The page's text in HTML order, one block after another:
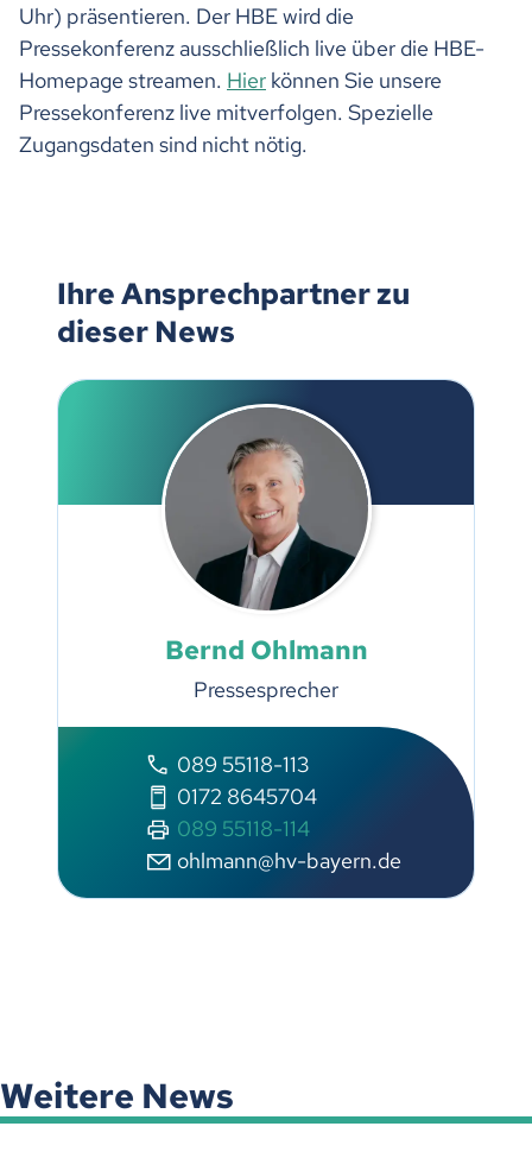
Uhr) präsentieren. Der HBE wird die
Pressekonferenz ausschließlich live über die HBE-
Homepage streamen. Hier können Sie unsere
Pressekonferenz live mitverfolgen. Spezielle
Zugangsdaten sind nicht nötig.
Ihre Ansprechpartner zu
dieser News
Bernd Ohlmann
Pressesprecher
089 55118-113
0172 8645704
089 55118-114
ohlmann@hv-bayern.de
Weitere News